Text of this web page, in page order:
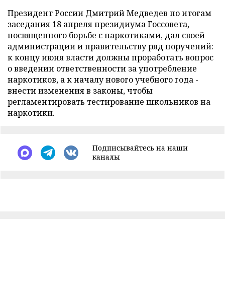
Президент России Дмитрий Медведев по итогам
заседания 18 апреля президиума Госсовета,
посвященного борьбе с наркотиками, дал своей
администрации и правительству ряд поручений:
к концу июня власти должны проработать вопрос
о введении ответственности за употребление
наркотиков, а к началу нового учебного года -
внести изменения в законы, чтобы
регламентировать тестирование школьников на
наркотики.
Подписывайтесь на наши
каналы